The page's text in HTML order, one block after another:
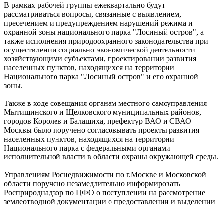
В рамках рабочей группы ежеквартально будут
рассматриваться вопросы, связанные с выявлением,
пресечением и предупреждением нарушений режима и
охранной зоны национального парка "Лосиный остров", а
также исполнения природоохранного законодательства при
осуществлении социально-экономической деятельности
хозяйствующими субъектами, проектировании развития
населенных пунктов, находящихся на территории
Национального парка "Лосиный остров" и его охранной
зоны.
Также в ходе совещания органам местного самоуправления
Мытищинского и Щелковского муниципальных районов,
городов Королев и Балашиха, префектур ВАО и СВАО
Москвы было поручено согласовывать проекты развития
населенных пунктов, находящихся на территории
Национального парка с федеральными органами
исполнительной власти в области охраны окружающей среды.
Управлениям Роснедвижимости по г.Москве и Московской
области поручено незамедлительно информировать
Росприроднадзор по ЦФО о поступлении на рассмотрение
землеотводной документации о предоставлении и выделении